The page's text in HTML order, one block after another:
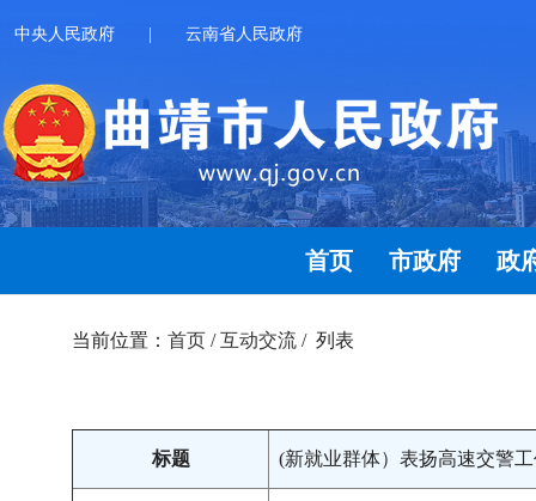
中央人民政府 | 云南省人民政府
首页 市政府 政
当前位置： 首页 /互动交流 / 列表
标题 (新就业群体）表扬高速交警